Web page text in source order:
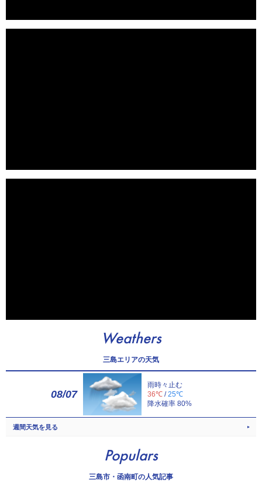
Weathers
三島エリアの天気
08/07
雨時々止む
36℃ /25℃
降水確率 80%
週間天気を見る
Populars
三島市・函南町の人気記事